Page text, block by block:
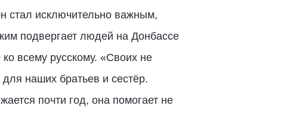
стал исключительно важным,
подвергает людей на Донбассе
всему русскому. «Своих не
наших братьев и сестёр.
почти год, она помогает не